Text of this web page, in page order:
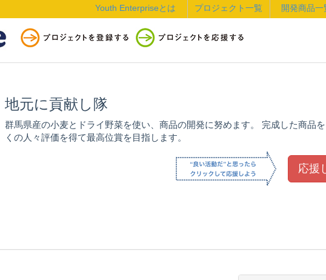
開発商品一
プロジェクト一覧
Youth Enterpriseとは
地元に貢献し隊
群馬県産の小麦とドライ野菜を使い、商品の開発に努めます。 完成した商品
くの人々評価を得て最高位賞を目指します。